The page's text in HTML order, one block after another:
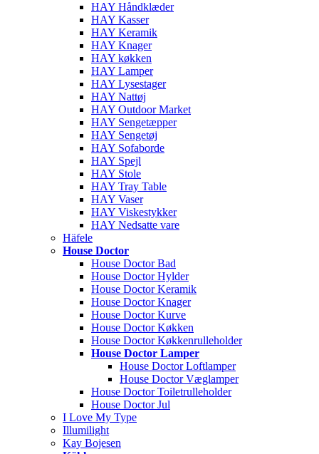
HAY Håndklæder
HAY Kasser
HAY Keramik
HAY Knager
HAY køkken
HAY Lamper
HAY Lysestager
HAY Nattøj
HAY Outdoor Market
HAY Sengetæpper
HAY Sengetøj
HAY Sofaborde
HAY Spejl
HAY Stole
HAY Tray Table
HAY Vaser
HAY Viskestykker
HAY Nedsatte vare
Häfele
House Doctor
House Doctor Bad
House Doctor Hylder
House Doctor Keramik
House Doctor Knager
House Doctor Kurve
House Doctor Køkken
House Doctor Køkkenrulleholder
House Doctor Lamper
House Doctor Loftlamper
House Doctor Væglamper
House Doctor Toiletrulleholder
House Doctor Jul
I Love My Type
Illumilight
Kay Bojesen